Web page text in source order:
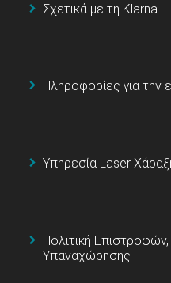
Σχετικά με τη Klarna
Πληροφορίες για την
Υπηρεσία Laser
Πολιτική
Υπαναχώρησης